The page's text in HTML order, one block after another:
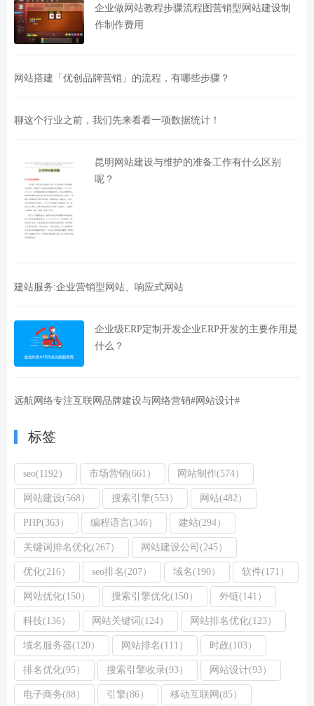
企业做网站教程步骤流程图营销型网站建设制
作制作费用
网站搭建「优创品牌营销」的流程，有哪些步骤？
聊这个行业之前，我们先来看看一项数据统计！
昆明网站建设与维护的准备工作有什么区别
呢？
建站服务:企业营销型网站、响应式网站
企业级ERP定制开发企业ERP开发的主要作用是
什么？
远航网络专注互联网品牌建设与网络营销#网站设计#
标签
seo(1192） 市场营销(661） 网站制作(574）
网站建设(568） 搜索引擎(553） 网站(482）
PHP(363） 编程语言(346） 建站(294）
关键词排名优化(267） 网站建设公司(245）
优化(216） seo排名(207） 域名(190） 软件(171）
网站优化(150） 搜索引擎优化(150） 外链(141）
科技(136） 网站关键词(124） 网站排名优化(123）
域名服务器(120） 网站排名(111） 时政(103）
排名优化(95） 搜索引擎收录(93） 网站设计(93）
电子商务(88） 引擎(86） 移动互联网(85）